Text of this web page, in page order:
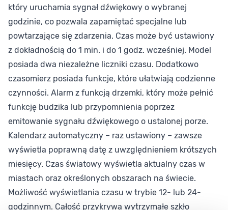
który uruchamia sygnał dźwiękowy o wybranej
godzinie, co pozwala zapamiętać specjalne lub
powtarzające się zdarzenia. Czas może być ustawiony
z dokładnością do 1 min. i do 1 godz. wcześniej. Model
posiada dwa niezależne liczniki czasu. Dodatkowo
czasomierz posiada funkcje, które ułatwiają codzienne
czynności. Alarm z funkcją drzemki, który może pełnić
funkcję budzika lub przypomnienia poprzez
emitowanie sygnału dźwiękowego o ustalonej porze.
Kalendarz automatyczny – raz ustawiony – zawsze
wyświetla poprawną datę z uwzględnieniem krótszych
miesięcy. Czas światowy wyświetla aktualny czas w
miastach oraz określonych obszarach na świecie.
Możliwość wyświetlania czasu w trybie 12- lub 24-
godzinnym. Całość przykrywa wytrzymałe szkło